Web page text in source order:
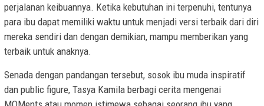
perjalanan keibuannya. Ketika kebutuhan ini terpenuhi, tentunya
para ibu dapat memiliki waktu untuk menjadi versi terbaik dari diri
mereka sendiri dan dengan demikian, mampu memberikan yang
terbaik untuk anaknya.
Senada dengan pandangan tersebut, sosok ibu muda inspiratif
dan public figure, Tasya Kamila berbagi cerita mengenai